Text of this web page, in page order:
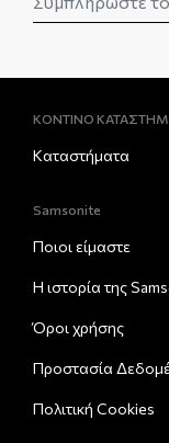
ΚΟΝΤΙΝΟ
Καταστήματα
Samsonite
Ποιοι είμαστε
Η ιστορία της
Όροι χρήσης
Προστασία
Πολιτική Cookies